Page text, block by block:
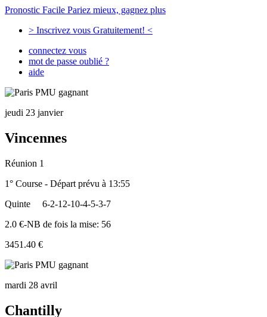
Pronostic Facile Pariez mieux, gagnez plus
> Inscrivez vous Gratuitement! <
connectez vous
mot de passe oublié ?
aide
jeudi 23 janvier
Vincennes
Réunion 1
1° Course - Départ prévu à 13:55
Quinte
6-2-12-10-4-5-3-7
2.0 €-NB de fois la mise: 56
3451.40 €
mardi 28 avril
Chantilly